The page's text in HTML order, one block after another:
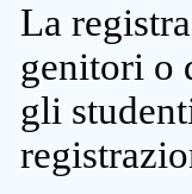
La
genitori o
gli